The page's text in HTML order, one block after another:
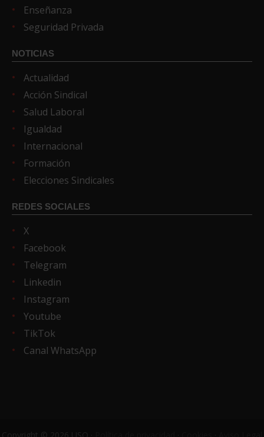
Enseñanza
Seguridad Privada
NOTICIAS
Actualidad
Acción Sindical
Salud Laboral
Igualdad
Internacional
Formación
Elecciones Sindicales
REDES SOCIALES
X
Facebook
Telegram
Linkedin
Instagram
Youtube
TikTok
Canal WhatsApp
Copyright © 2026 USO ·